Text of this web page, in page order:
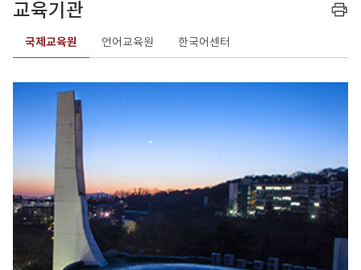
교육기관
국제교육원 언어교육원 한국어센터